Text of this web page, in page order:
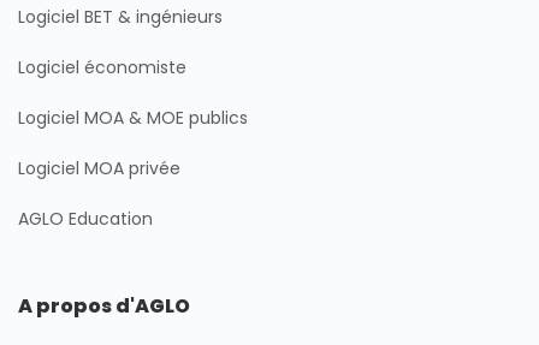
Logiciel BET & ingénieurs
Logiciel économiste
Logiciel MOA & MOE publics
Logiciel MOA privée
AGLO Education
A propos d'AGLO